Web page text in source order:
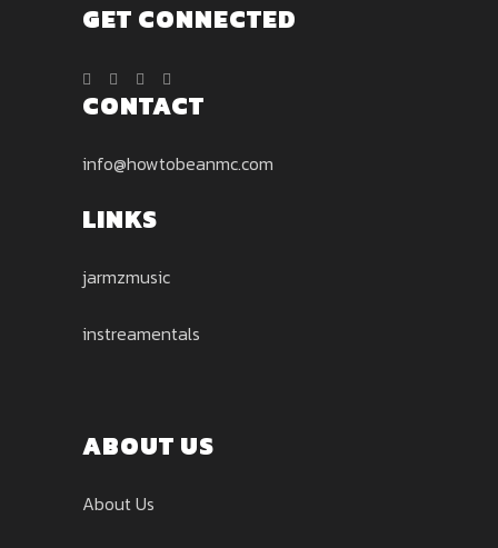
GET CONNECTED
CONTACT
info@howtobeanmc.com
LINKS
jarmzmusic
instreamentals
ABOUT US
About Us